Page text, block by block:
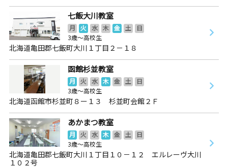
七飯大川教室
月 火 水 木 金 土
日
3歳～高校生
北海道亀田郡七飯町大川１丁目２－１８
函館杉並教室
月 火 水 木 金 土
日
3歳～高校生
北海道函館市杉並町８ー１３ 杉並町会館２Ｆ
あかまつ教室
月 火 水 木 金 土
日
3歳～高校生
北海道亀田郡七飯町大川１丁目１０－１２ エルレーヴ大川
１０２号